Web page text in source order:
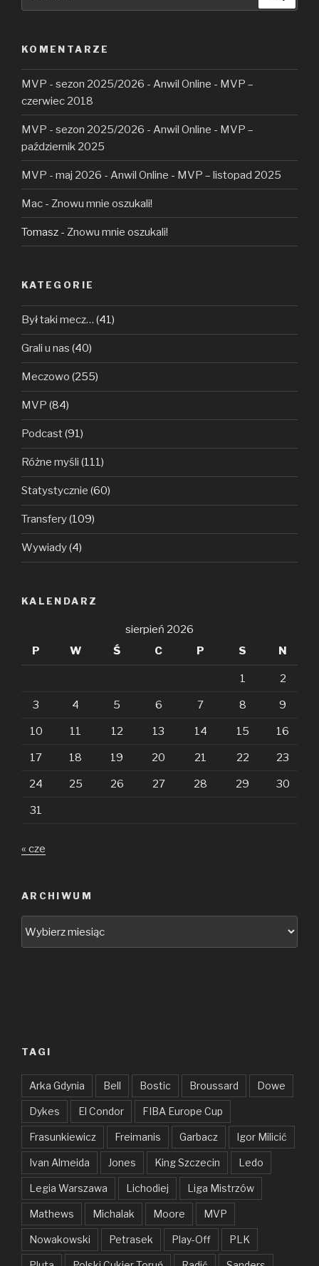
KOMENTARZE
MVP - sezon 2025/2026 - Anwil Online - MVP –
czerwiec 2018
MVP - sezon 2025/2026 - Anwil Online - MVP –
październik 2025
MVP - maj 2026 - Anwil Online - MVP – listopad 2025
Mac - Znowu mnie oszukali!
Tomasz - Znowu mnie oszukali!
KATEGORIE
Był taki mecz… (41)
Grali u nas (40)
Meczowo (255)
MVP (84)
Podcast(91)
Różne myśli (111)
Statystycznie (60)
Transfery(109)
Wywiady(4)
KALENDARZ
sierpień 2026
P
W Ś C P S N
1 2
3 4 5 6 7 8 9
10 11 12 13 14 15 16
17 18 19 20 21 22 23
24 25 26 27 28 29 30
31
« cze
ARCHIWUM
TAGI
Arka Gdynia Bell Bostic Broussard Dowe
Dykes El Condor FIBA Europe Cup
Frasunkiewicz Freimanis Garbacz Igor Milicić
Ivan Almeida Jones King Szczecin Ledo
Legia Warszawa Lichodiej Liga Mistrzów
Mathews Michalak Moore MVP
Nowakowski Petrasek Play-Off PLK